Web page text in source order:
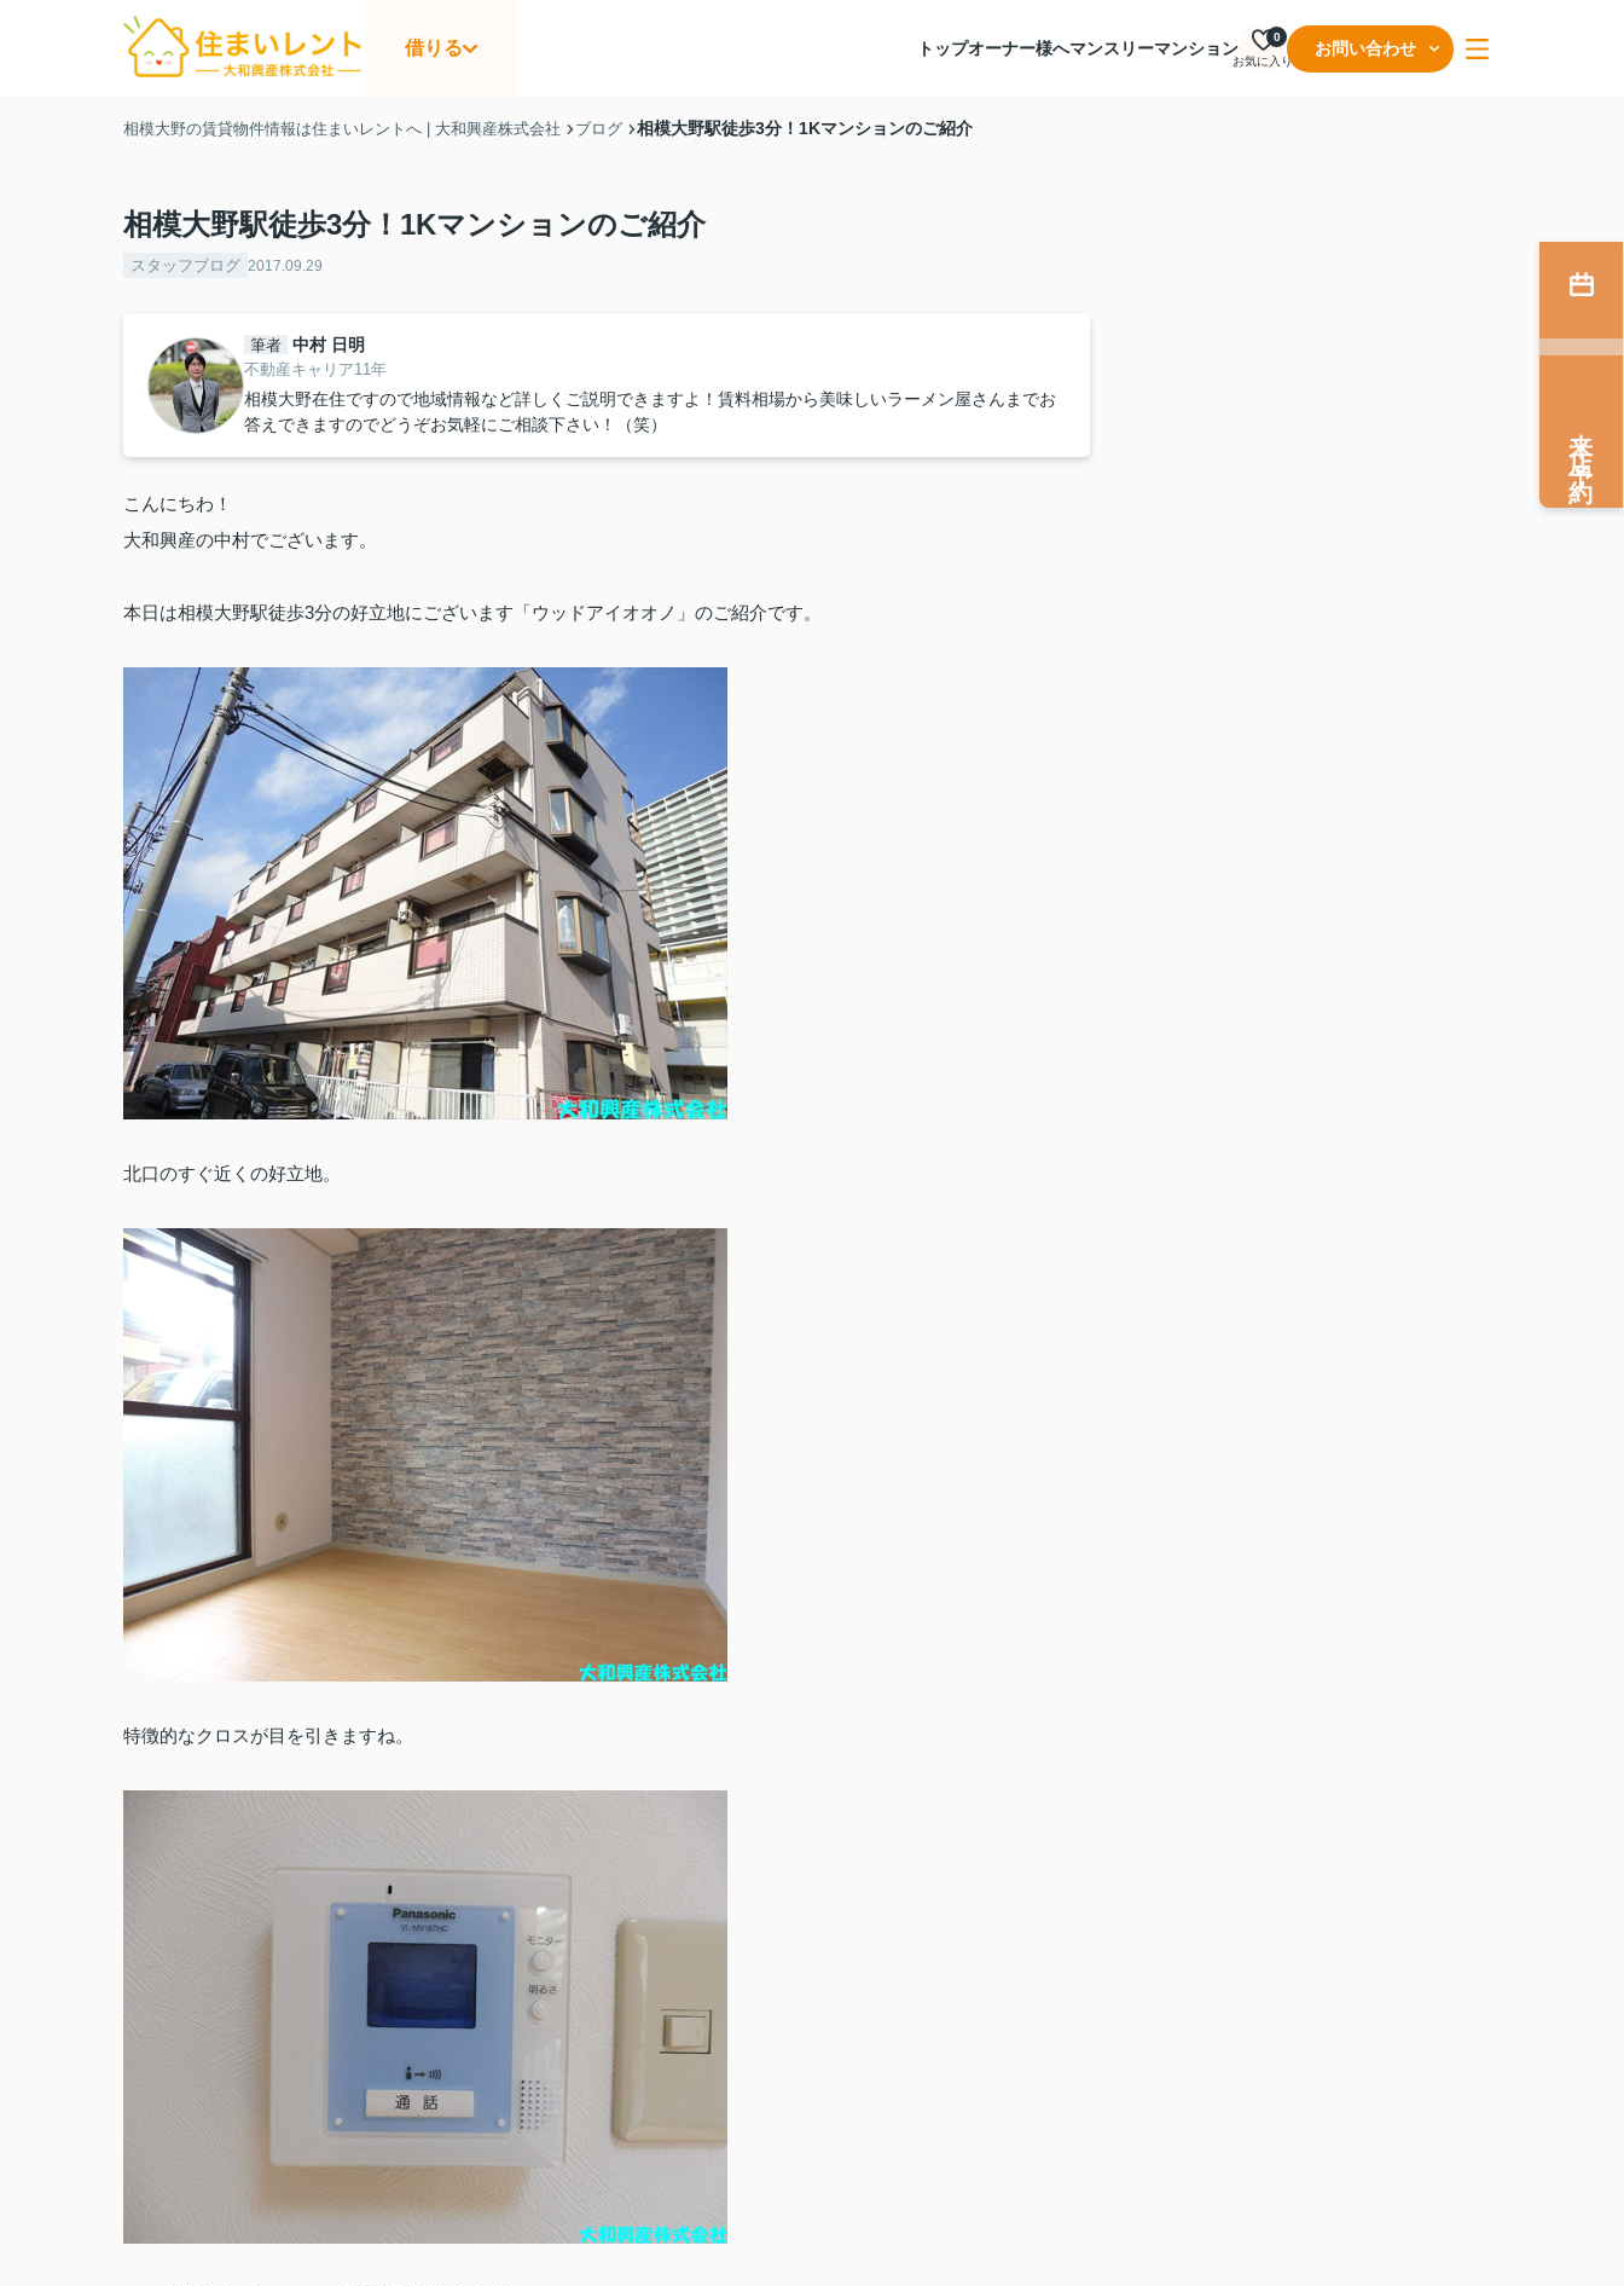
借りる トップオーナー様へマンスリーマンション
お気に入り
0
お問い合わせ
相模大野の賃貸物件情報は住まいレントへ | 大和興産株式会社 ブログ 相模大野駅徒歩3分！1Kマンションのご紹介
相模大野駅徒歩3分！1Kマンションのご紹介
スタッフブログ 2017.09.29
筆者 中村 日明
不動産キャリア11年
相模大野在住ですので地域情報など詳しくご説明できますよ！賃料相場から美味しいラーメン屋さんまでお
答えできますのでどうぞお気軽にご相談下さい！（笑）
こんにちわ！
大和興産の中村でございます。
本日は相模大野駅徒歩3分の好立地にございます「ウッドアイオオノ」のご紹介です。
北口のすぐ近くの好立地。
特徴的なクロスが目を引きますね。
来店予約